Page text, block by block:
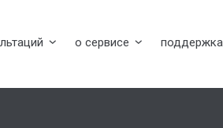
о сервисе поддержка